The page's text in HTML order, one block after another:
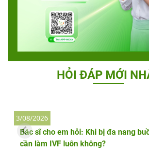
HỎI ĐÁP MỚI
Bác sĩ cho em hỏi: Khi bị đa nang
cần làm IVF luôn không?
3/08/2026